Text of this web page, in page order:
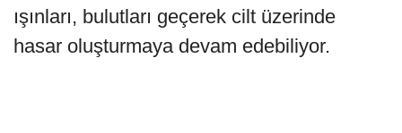
ışınları, bulutları geçerek cilt üzerinde
hasar oluşturmaya devam edebiliyor.